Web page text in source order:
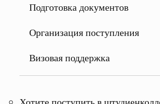
Подготовка документов
Организация поступления
Визовая поддержка